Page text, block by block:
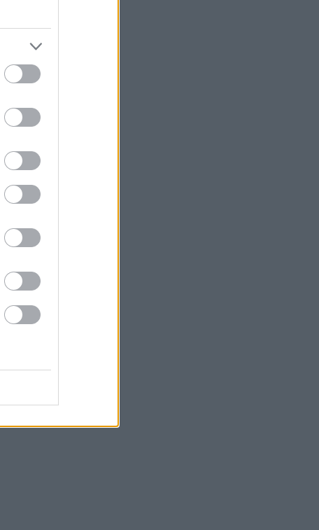
παραλίες - Drones και νέες
τεχνολογίες στη «μάχη»
Χωροταξικό για τον Τουρισμό:
και βιώσιμη ανάπτυξη
δεν αναρτώνται - Υποχρεωτική από 1η
Οκτωβρίου η δημοσίευση
Ρωσία: Πυρκαγιά σε αποθήκη του
Wildberries ύστερα από νέα επίθεση
Προκηρύσσεται σήμερα το καθεστώς
της Άμυνας του Αναπτυξιακού Νόμου
Γερμανία: Αυξήθηκαν οι εξαγωγές τον
Ιούνιο